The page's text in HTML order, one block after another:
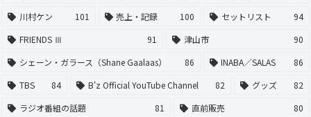
川村ケン
101 売上・記録 100 セットリスト
94
FRIENDS Ⅲ
91 津山市
90
シェーン・ガラース（Shane Gaalaas）
86 INABA／SALAS
86
TBS
84 B'z Official YouTube Channel 82 グッズ
82
ラジオ番組の話題
81 直前販売
80